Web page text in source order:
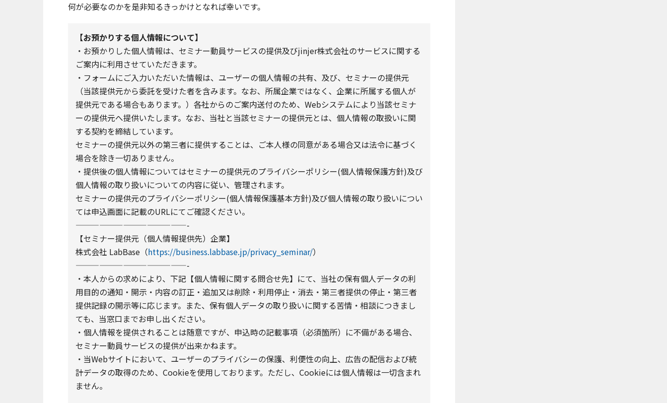
何が必要なのかを是非知るきっかけとなれば幸いです。
【お預かりする個人情報について】
・お預かりした個人情報は、セミナー動員サービスの提供及びjinjer株式会社のサービスに関する
ご案内に利用させていただきます。
・フォームにご入力いただいた情報は、ユーザーの個人情報の共有、及び、セミナーの提供元
（当該提供元から委託を受けた者を含みます。なお、所属企業ではなく、企業に所属する個人が
提供元である場合もあります。）各社からのご案内送付のため、Webシステムにより当該セミナ
ーの提供元へ提供いたします。なお、当社と当該セミナーの提供元とは、個人情報の取扱いに関
する契約を締結しています。
セミナーの提供元以外の第三者に提供することは、ご本人様の同意がある場合又は法令に基づく
場合を除き一切ありません。
・提供後の個人情報についてはセミナーの提供元のプライバシーポリシー(個人情報保護方針)及び
個人情報の取り扱いについての内容に従い、管理されます。
セミナーの提供元のプライバシーポリシー(個人情報保護基本方針)及び個人情報の取り扱いについ
ては申込画面に記載のURLにてご確認ください。
——————————————-
【セミナー提供元（個人情報提供先）企業】
株式会社 LabBase（https://business.labbase.jp/privacy_seminar/）
——————————————-
・本人からの求めにより、下記【個人情報に関する問合せ先】にて、当社の保有個人データの利
用目的の通知・開示・内容の訂正・追加又は削除・利用停止・消去・第三者提供の停止・第三者
提供記録の開示等に応じます。また、保有個人データの取り扱いに関する苦情・相談につきまし
ても、当窓口までお申し出ください。
・個人情報を提供されることは随意ですが、申込時の記載事項（必須箇所）に不備がある場合、
セミナー動員サービスの提供が出来かねます。
・当Webサイトにおいて、ユーザーのプライバシーの保護、利便性の向上、広告の配信および統
計データの取得のため、Cookieを使用しております。ただし、Cookieには個人情報は一切含まれ
ません。